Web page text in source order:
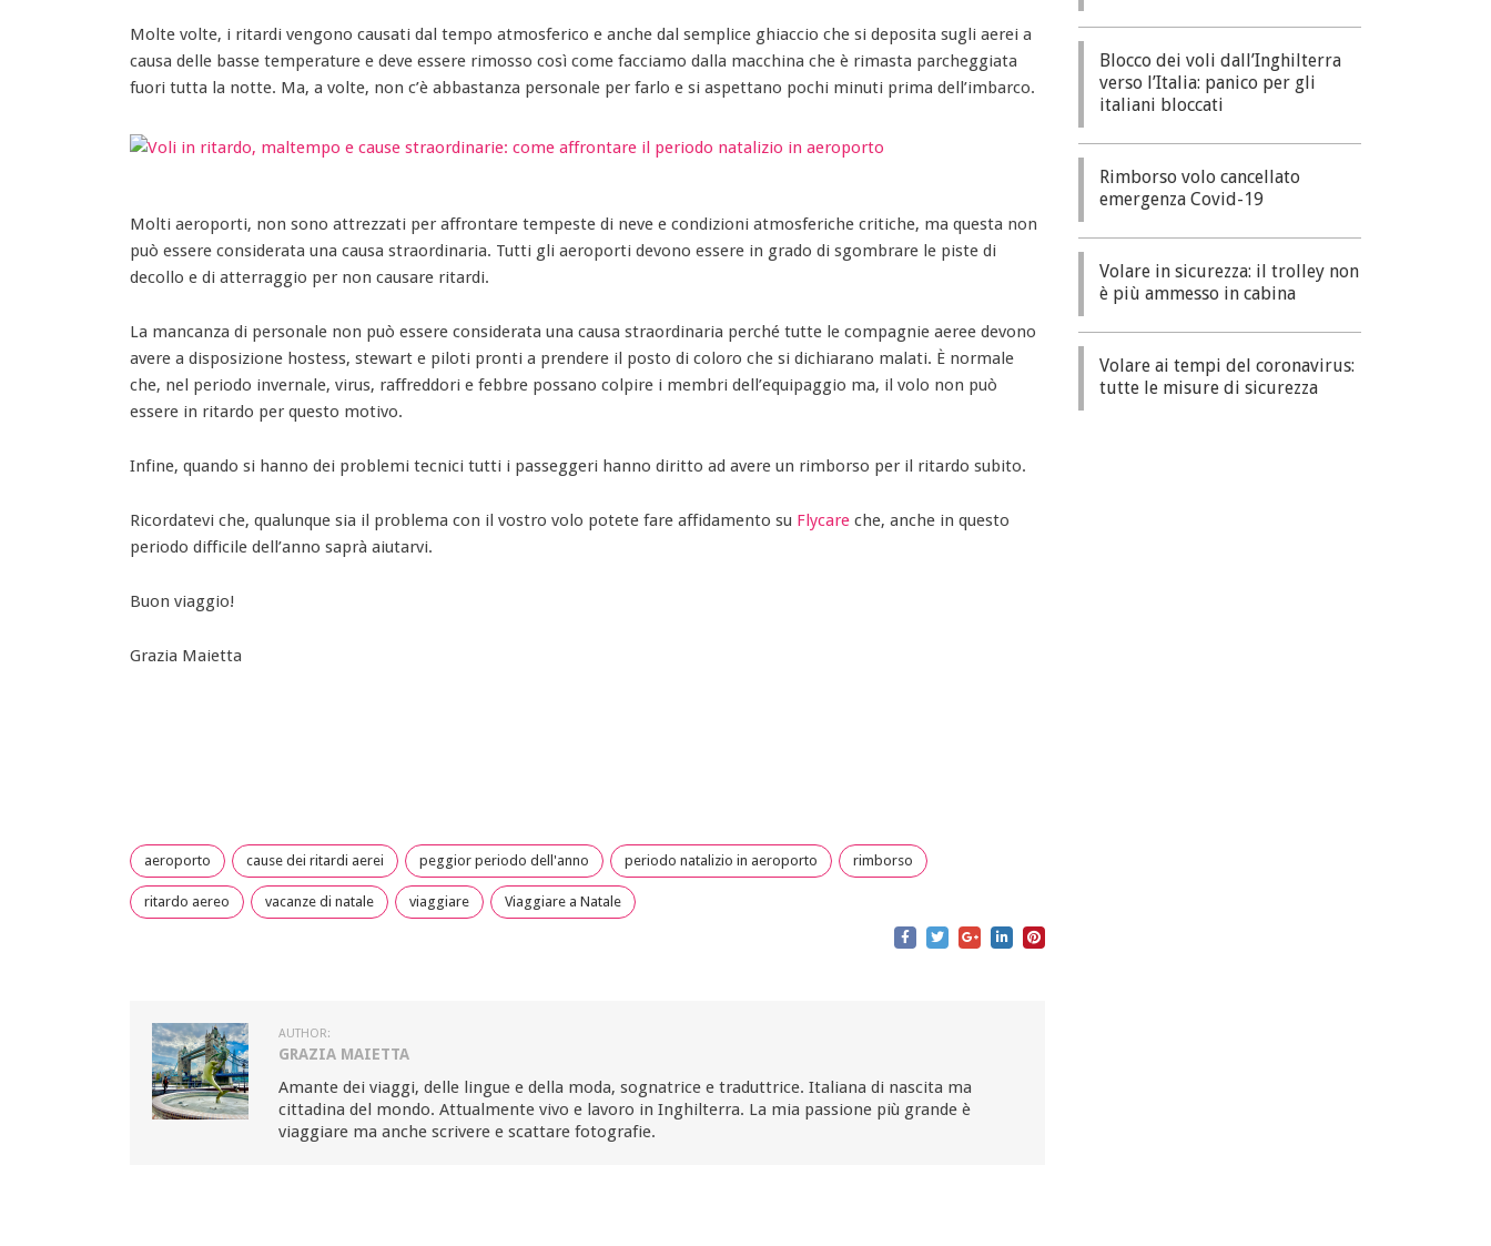
Molte volte, i ritardi vengono causati dal tempo atmosferico e anche dal semplice ghiaccio che si deposita sugli aerei a
causa delle basse temperature e deve essere rimosso così come facciamo dalla macchina che è rimasta parcheggiata
fuori tutta la notte. Ma, a volte, non c’è abbastanza personale per farlo e si aspettano pochi minuti prima dell’imbarco.
Molti aeroporti, non sono attrezzati per affrontare tempeste di neve e condizioni atmosferiche critiche, ma questa non
può essere considerata una causa straordinaria. Tutti gli aeroporti devono essere in grado di sgombrare le piste di
decollo e di atterraggio per non causare ritardi.
La mancanza di personale non può essere considerata una causa straordinaria perché tutte le compagnie aeree devono
avere a disposizione hostess, stewart e piloti pronti a prendere il posto di coloro che si dichiarano malati. È normale
che, nel periodo invernale, virus, raffreddori e febbre possano colpire i membri dell’equipaggio ma, il volo non può
essere in ritardo per questo motivo.
Infine, quando si hanno dei problemi tecnici tutti i passeggeri hanno diritto ad avere un rimborso per il ritardo subito.
Ricordatevi che, qualunque sia il problema con il vostro volo potete fare affidamento su Flycare che, anche in questo
periodo difficile dell’anno saprà aiutarvi.
Buon viaggio!
Grazia Maietta
aeroporto cause dei ritardi aerei peggior periodo dell'anno periodo natalizio in aeroporto rimborso
ritardo aereo vacanze di natale viaggiare Viaggiare a Natale
AUTHOR:
GRAZIA MAIETTA
Amante dei viaggi, delle lingue e della moda, sognatrice e traduttrice. Italiana di nascita ma
cittadina del mondo. Attualmente vivo e lavoro in Inghilterra. La mia passione più grande è
viaggiare ma anche scrivere e scattare fotografie.
Blocco dei voli dall’Inghilterra
verso l’Italia: panico per gli
italiani bloccati
Rimborso volo cancellato
emergenza Covid-19
Volare in sicurezza: il trolley non
è più ammesso in cabina
Volare ai tempi del coronavirus:
tutte le misure di sicurezza